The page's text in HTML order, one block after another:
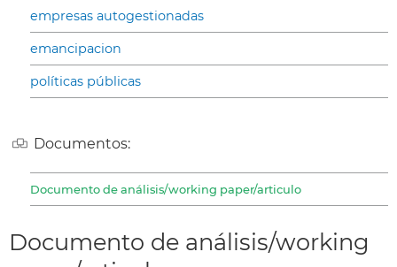
empresas autogestionadas
emancipacion
políticas públicas
Documentos:
Documento de análisis/working paper/articulo
Documento de análisis/working